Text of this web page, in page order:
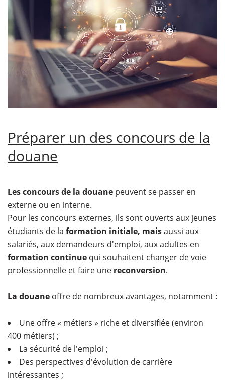
Préparer un des concours de la
douane
Les concours de la douane peuvent se passer en
externe ou en interne.
Pour les concours externes, ils sont ouverts aux jeunes
étudiants de la formation initiale, maisaussi aux
salariés, aux demandeurs d'emploi, aux adultes en
formation continue qui souhaitent changer de voie
professionnelle et faire une reconversion.
La douane offre de nombreux avantages, notamment :
Une offre « métiers » riche et diversifiée (environ
400 métiers) ;
La sécurité de l'emploi ;
Des perspectives d'évolution de carrière
intéressantes ;